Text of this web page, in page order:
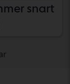
snart